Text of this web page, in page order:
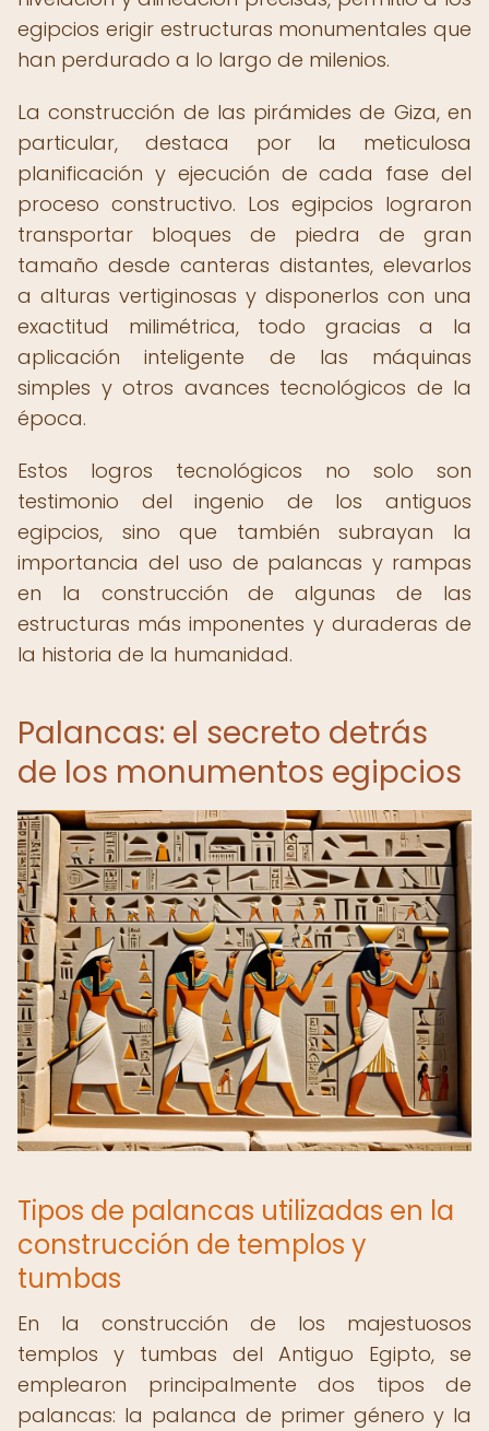
egipcios erigir estructuras monumentales que
han perdurado a lo largo de milenios.
La construcción de las pirámides de Giza, en
particular, destaca por la meticulosa
planificación y ejecución de cada fase del
proceso constructivo. Los egipcios lograron
transportar bloques de piedra de gran
tamaño desde canteras distantes, elevarlos
a alturas vertiginosas y disponerlos con una
exactitud milimétrica, todo gracias a la
aplicación inteligente de las máquinas
simples y otros avances tecnológicos de la
época.
Estos logros tecnológicos no solo son
testimonio del ingenio de los antiguos
egipcios, sino que también subrayan la
importancia del uso de palancas y rampas
en la construcción de algunas de las
estructuras más imponentes y duraderas de
la historia de la humanidad.
Palancas: el secreto detrás
de los monumentos egipcios
Tipos de palancas utilizadas en la
construcción de templos y
tumbas
En la construcción de los majestuosos
templos y tumbas del Antiguo Egipto, se
emplearon principalmente dos tipos de
palancas: la palanca de primer género y la